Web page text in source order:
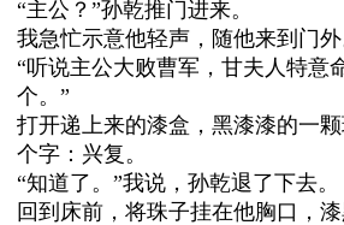
“主公？”孙乾推门进来。
我急忙示意他轻声，随他来到门外
“听说主公大败曹军，甘夫人特意
个。”
打开递上来的漆盒，黑漆漆的一
个字：兴复。
“知道了。”我说，孙乾退了下去。
回到床前，将珠子挂在他胸口，